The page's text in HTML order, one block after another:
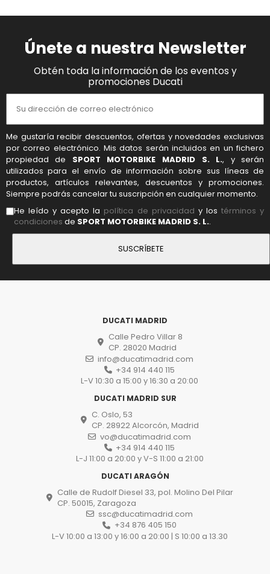
Únete a nuestra Newsletter
Obtén toda la información de los eventos y
promociones Ducati
Me gustaría recibir descuentos, ofertas y novedades exclusivas
por correo electrónico. Mis datos serán incluidos en un fichero
propiedad de SPORT MOTORBIKE MADRID S. L., y serán
utilizados para el envío de información sobre sus líneas de
productos, artículos relevantes, descuentos y promociones.
Siempre podrás cancelar tu suscripción en cualquier momento.
He leído y acepto la política de privacidad y lostérminos y
condiciones de SPORT MOTORBIKE MADRID S. L..
DUCATI MADRID
Calle Pedro Villar 8
CP. 28020 Madrid
info@ducatimadrid.com
+34 914 440 115
L-V 10:30 a 15:00 y 16:30 a 20:00
DUCATI MADRID SUR
C. Oslo, 53
CP. 28922 Alcorcón, Madrid
vo@ducatimadrid.com
+34 914 440 115
L-J 11:00 a 20:00 y V-S 11:00 a 21:00
DUCATI ARAGÓN
Calle de Rudolf Diesel 33, pol. Molino Del Pilar
CP. 50015, Zaragoza
ssc@ducatimadrid.com
+34 876 405 150
L-V 10:00 a 13:00 y 16:00 a 20:00 | S 10:00 a 13.30